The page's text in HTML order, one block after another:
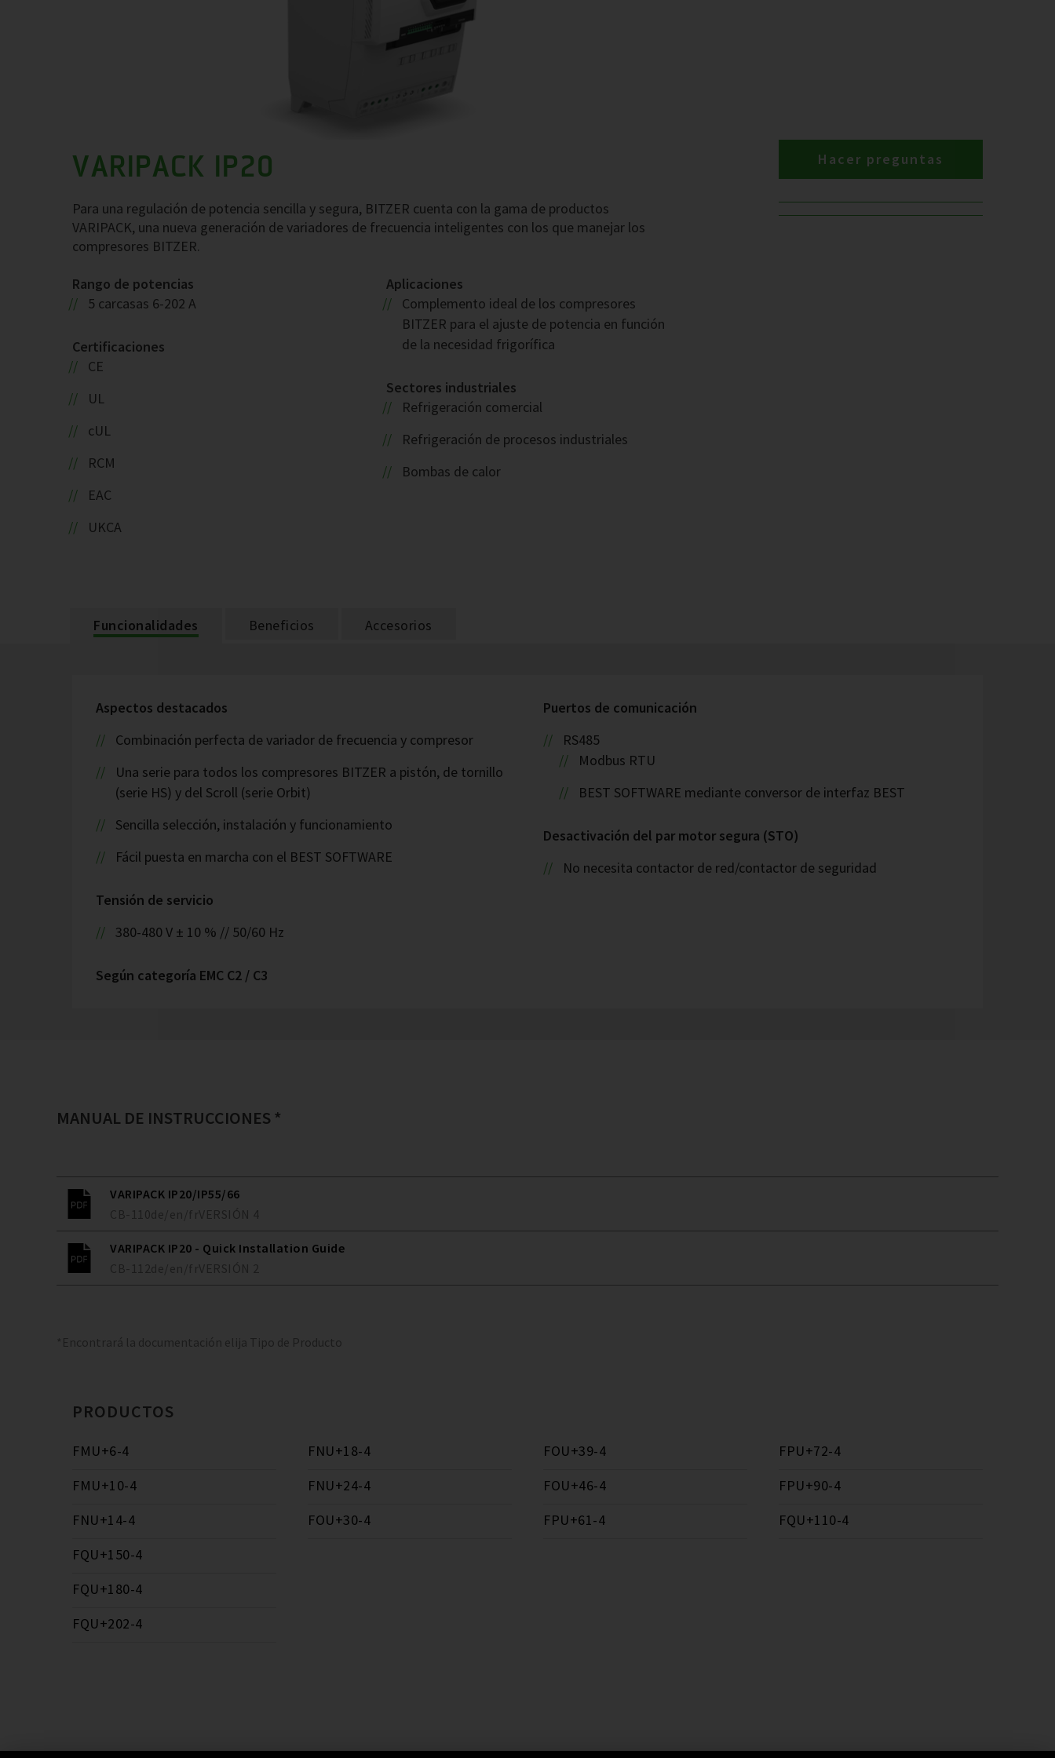
VARIPACK IP20
Para una regulación de potencia sencilla y segura, BITZER cuenta con la gama de productos
VARIPACK, una nueva generación de variadores de frecuencia inteligentes con los que manejar los
compresores BITZER.
Rango de potencias
5 carcasas 6-202 A
Certificaciones
CE
UL
cUL
RCM
EAC
UKCA
Aplicaciones
Complemento ideal de los compresores
BITZER para el ajuste de potencia en función
de la necesidad frigorífica
Sectores industriales
Refrigeración comercial
Refrigeración de procesos industriales
Bombas de calor
Hacer preguntas
Funcionalidades Beneficios Accesorios
Aspectos destacados
Combinación perfecta de variador de frecuencia y compresor
Una serie para todos los compresores BITZER a pistón, de tornillo
(serie HS) y del Scroll (serie Orbit)
Sencilla selección, instalación y funcionamiento
Fácil puesta en marcha con el BEST SOFTWARE
Tensión de servicio
380-480 V ± 10 % // 50/60 Hz
Según categoría EMC C2 / C3
Puertos de comunicación
RS485
Modbus RTU
BEST SOFTWARE mediante conversor de interfaz BEST
Desactivación del par motor segura (STO)
No necesita contactor de red/contactor de seguridad
MANUAL DE INSTRUCCIONES *
VARIPACK IP20/IP55/66
CB-110de/en/fr VERSIÓN 4
VARIPACK IP20 - Quick Installation Guide
CB-112de/en/fr VERSIÓN 2
*Encontrará la documentación elija Tipo de Producto
PRODUCTOS
FMU+6-4
FMU+10-4
FNU+14-4
FNU+18-4
FNU+24-4
FOU+30-4
FOU+39-4
FOU+46-4
FPU+61-4
FPU+72-4
FPU+90-4
FQU+110-4
FQU+150-4
FQU+180-4
FQU+202-4